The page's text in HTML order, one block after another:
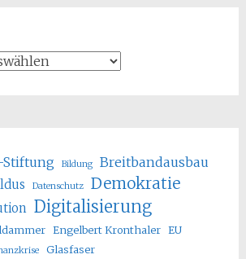
Bildung
Breitbandausbau
Datenschutz Demokratie
Digitalisierung
Engelbert Kronthaler EU
Glasfaser